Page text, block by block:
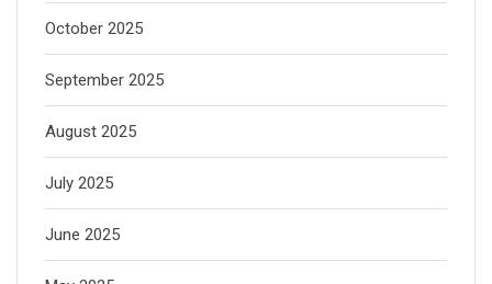
October 2025
September 2025
August 2025
July 2025
June 2025